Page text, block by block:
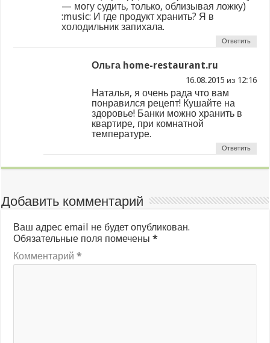
— могу судить, только, облизывая ложку)
:music: И где продукт хранить? Я в
холодильник запихала.
Ответить
Ольга home-restaurant.ru
из
Наталья, я очень рада что вам
понравился рецепт! Кушайте на
здоровье! Банки можно хранить в
квартире, при комнатной
температуре.
Ответить
Добавить комментарий
Ваш адрес email не будет опубликован.
Обязательные поля помечены*
Комментарий*